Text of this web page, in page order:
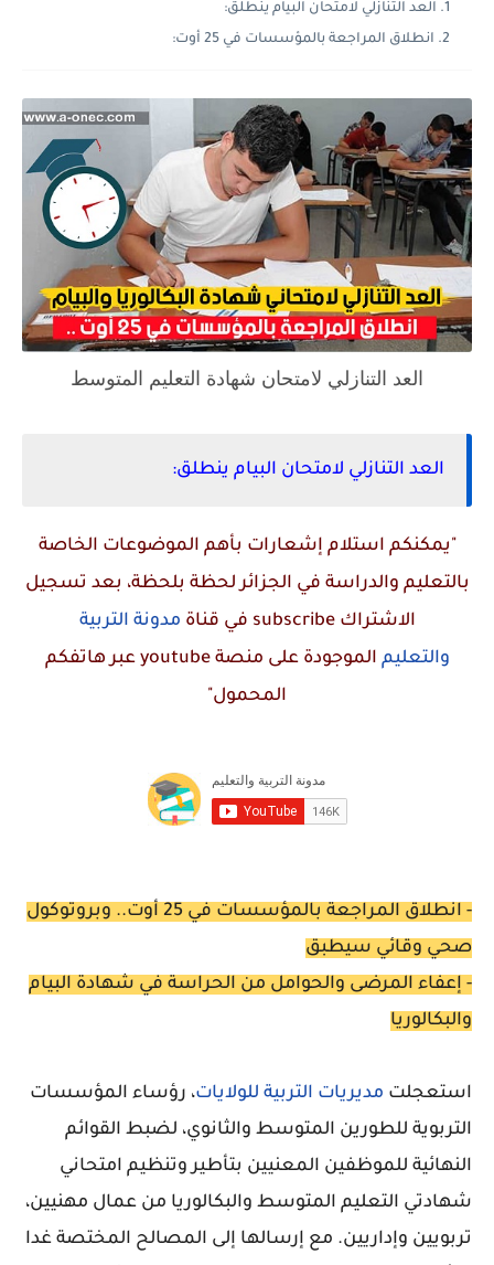
العد التنازلي لامتحان البيام ينطلق:
انطلاق المراجعة بالمؤسسات في 25 أوت:
العد التنازلي لامتحان شهادة التعليم المتوسط
العد التنازلي لامتحان البيام ينطلق:
"يمكنكم استلام إشعارات بأهم الموضوعات الخاصة
بالتعليم والدراسة في الجزائر لحظة بلحظة، بعد تسجيل
الاشتراكsubscribe في قناة مدونة التربية
والتعليم الموجودة على منصةyoutube عبر هاتفكم
المحمول"
- انطلاق المراجعة بالمؤسسات في 25 أوت.. وبروتوكول
صحي وقائي سيطبق
- إعفاء المرضى والحوامل من الحراسة في شهادة البيام
والبكالوريا
استعجلت مديريات التربية للولايات، رؤساء المؤسسات
التربوية للطورين المتوسط والثانوي، لضبط القوائم
النهائية للموظفين المعنيين بتأطير وتنظيم امتحاني
شهادتي التعليم المتوسط والبكالوريا من عمال مهنيين،
تربويين وإداريين. مع إرسالها إلى المصالح المختصة غدا